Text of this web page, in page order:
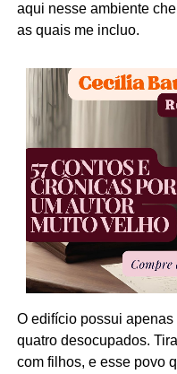
aqui nesse ambiente
as quais me incluo.
O edifício possui
quatro desocupados.
com filhos, e esse povo